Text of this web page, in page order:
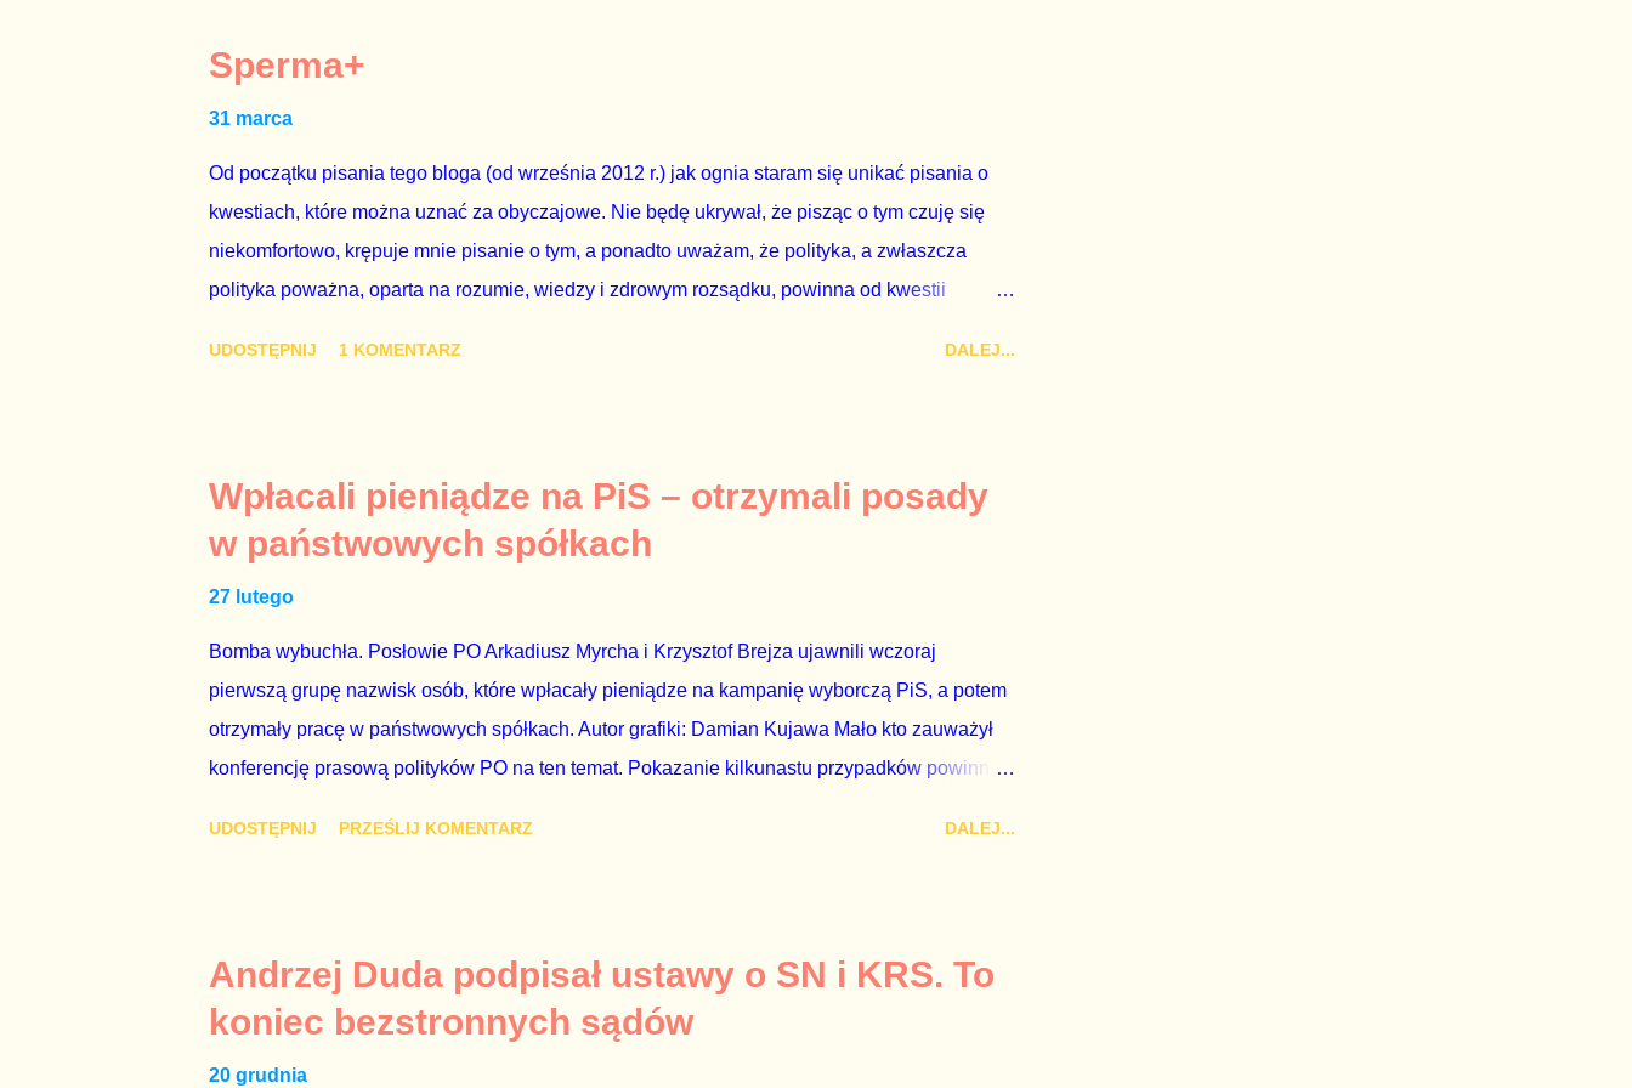
tego referendum nie chce – ani partia rządząca, ani partie opozycyjne. Jeśli w siedzibie PiS
zapadnie decyzja, aby głosować zgodnie z wolą Dudy, obowiązkiem każdego przyzwoitego
człowieka i szanującego podstawowe reguły demokraty jest takie referendum zbojkotować. W
procedurze zmiany Konstytu...
Sperma+
31 marca
Od początku pisania tego bloga (od września 2012 r.) jak ognia staram się unikać pisania o
kwestiach, które można uznać za obyczajowe. Nie będę ukrywał, że pisząc o tym czuję się
niekomfortowo, krępuje mnie pisanie o tym, a ponadto uważam, że polityka, a zwłaszcza
polityka poważna, oparta na rozumie, wiedzy i zdrowym rozsądku, powinna od kwestii
prawdziwe – zagrażają interesowi publicznemu całego państwa. Zastrzeżenie „jeśli są
prawdziwe” jest konieczne, ponieważ mamy do czynienia z medium o wyjątkowo wątpliwej
reputacji, ale mimo upływu czasu, informacje nie zostały w żaden sposób zdementowane, a
oskarżany polityk milczy. Tygod...
UDOSTĘPNIJ 1 KOMENTARZ DALEJ...
Wpłacali pieniądze na PiS – otrzymali posady
w państwowych spółkach
27 lutego
Bomba wybuchła. Posłowie PO Arkadiusz Myrcha i Krzysztof Brejza ujawnili wczoraj
pierwszą grupę nazwisk osób, które wpłacały pieniądze na kampanię wyborczą PiS, a potem
otrzymały pracę w państwowych spółkach. Autor grafiki: Damian Kujawa Mało kto zauważył
konferencję prasową polityków PO na ten temat. Pokazanie kilkunastu przypadków powinno
czynienia nie ze zjawiskiem jednostkowym, które zawsze może się zdarzyć, a polegającym
na tym, że osoba z kwalifikacjami wpłaca na partię polityczną, a następnie obejmuje prace w
spółce, która jest zarządzana pośrednio przez ta partię. Przeciwnie. Przedstawienie pierwszej
gr...
UDOSTĘPNIJ PRZEŚLIJ KOMENTARZ DALEJ...
Andrzej Duda podpisał ustawy o SN i KRS. To
koniec bezstronnych sądów
20 grudnia